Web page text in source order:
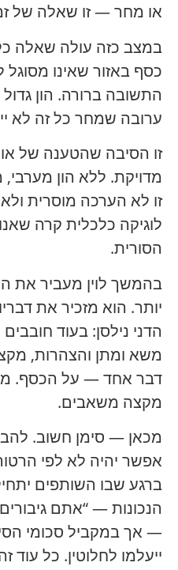
או מחר — זו שאלה של
במצב כזה עולה שאלה
כסף באזור שאינו מסוגל
התשובה ברורה. הון
ערובה שמחר כל זה לא
זו הסיבה שהטענה של
מדויקת. ללא הון
זו לא הערכה מוסרית
לוגיקה כלכלית קרה
הסורית.
בהמשך לוין מעביר את
יותר. הוא מזכיר את
הדני נילסן: בעוד
משא ומתן והצהרות,
דבר אחד — על הכסף.
מקצה משאבים.
מכאן — סימן חשוב.
אפשר יהיה לא לפי
ברגע שבו השותפים
הנכונות — “אתם
— אך במקביל סכומי
ייעלמו לחלוטין. כל עוד